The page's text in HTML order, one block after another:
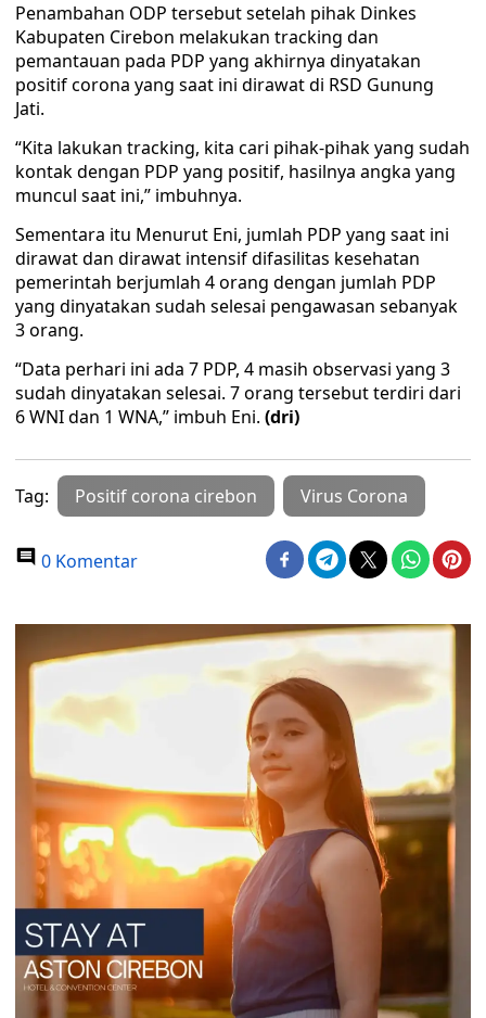
Penambahan ODP tersebut setelah pihak Dinkes
Kabupaten Cirebon melakukan tracking dan
pemantauan pada PDP yang akhirnya dinyatakan
positif corona yang saat ini dirawat di RSD Gunung
Jati.
“Kita lakukan tracking, kita cari pihak-pihak yang sudah
kontak dengan PDP yang positif, hasilnya angka yang
muncul saat ini,” imbuhnya.
Sementara itu Menurut Eni, jumlah PDP yang saat ini
dirawat dan dirawat intensif difasilitas kesehatan
pemerintah berjumlah 4 orang dengan jumlah PDP
yang dinyatakan sudah selesai pengawasan sebanyak
3 orang.
“Data perhari ini ada 7 PDP, 4 masih observasi yang 3
sudah dinyatakan selesai. 7 orang tersebut terdiri dari
6 WNI dan 1 WNA,” imbuh Eni. (dri)
Tag: Positif corona cirebon Virus Corona
0 Komentar